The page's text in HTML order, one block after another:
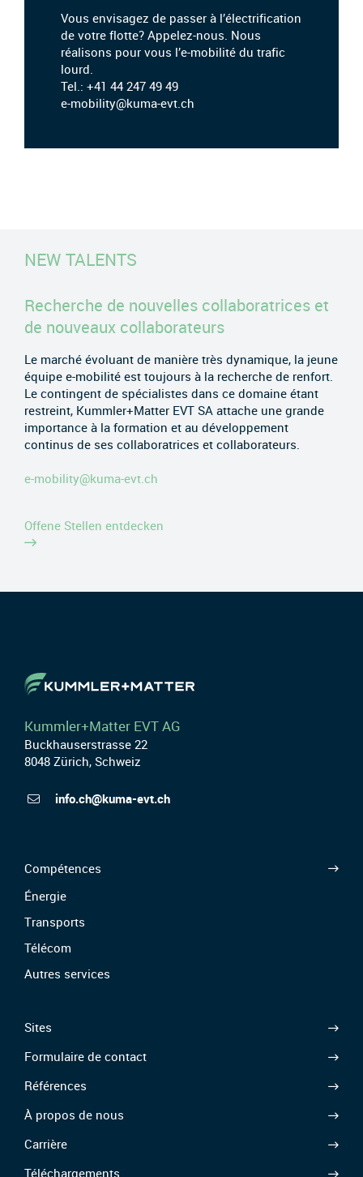
Vous envisagez de passer à l’électrification
de votre flotte? Appelez-nous. Nous
réalisons pour vous l’e-mobilité du trafic
lourd.
Tel.: +41 44 247 49 49
e-mobility@kuma-evt.ch
NEW TALENTS
Recherche de nouvelles collaboratrices et
de nouveaux collaborateurs
Le marché évoluant de manière très dynamique, la jeune
équipe e-mobilité est toujours à la recherche de renfort.
Le contingent de spécialistes dans ce domaine étant
restreint, Kummler+Matter EVT SA attache une grande
importance à la formation et au développement
continus de ses collaboratrices et collaborateurs.
e-mobility@kuma-evt.ch
Offene Stellen entdecken
Kummler+Matter EVT AG
Buckhauserstrasse 22
8048 Zürich, Schweiz
info.ch@kuma-evt.ch
Compétences
Énergie
Transports
Télécom
Autres services
Sites
Formulaire de contact
Références
À propos de nous
Carrière
Téléchargements